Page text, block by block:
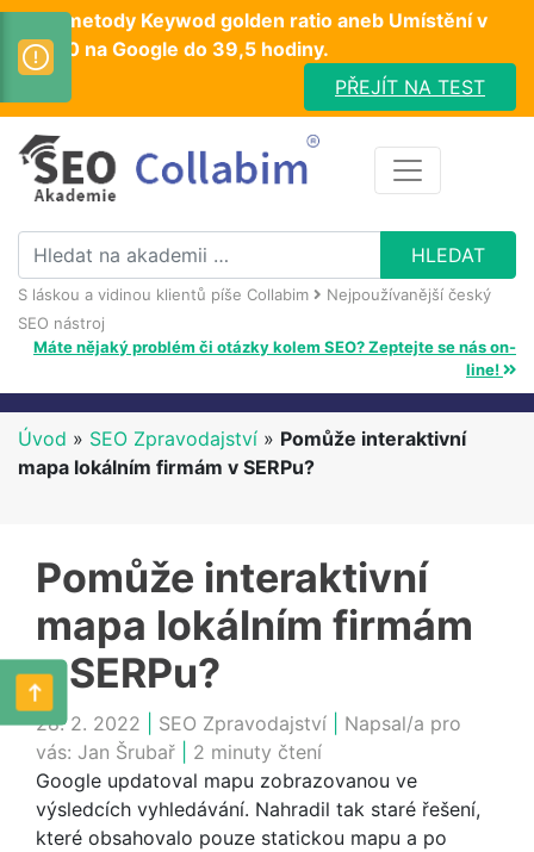
Test metody Keywod golden ratio aneb Umístění v
TOP10 na Google do 39,5 hodiny.
PŘEJÍT NA TEST
S láskou a vidinou klientů píše Collabim
Nejpoužívanější český
SEO nástroj
Máte nějaký problém či otázky kolem SEO? Zeptejte se nás on-
line!
Úvod » SEO Zpravodajství » Pomůže interaktivní
mapa lokálním firmám v SERPu?
Pomůže interaktivní
mapa lokálním firmám
v SERPu?
28. 2. 2022 SEO Zpravodajství
Napsal/a pro
vás: Jan Šrubař
2 minuty čtení
Google updatoval mapu zobrazovanou ve
výsledcích vyhledávání. Nahradil tak staré řešení,
které obsahovalo pouze statickou mapu a po